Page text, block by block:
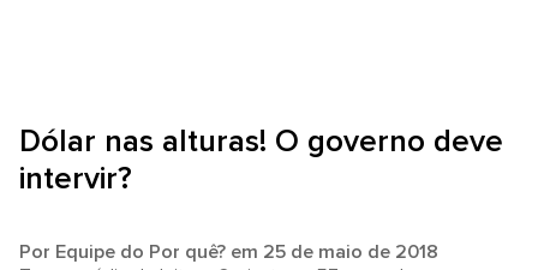
Dólar nas alturas! O governo deve
intervir?
Por Equipe do Por quê? em 25 de maio de 2018